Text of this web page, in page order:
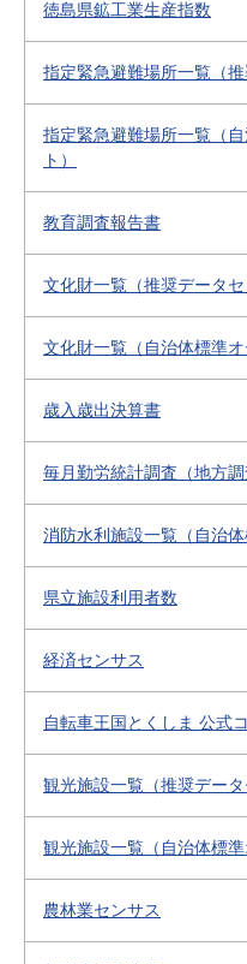
徳島県鉱工業生産指数
指定緊急避難場所一覧（推
指定緊急避難場所一覧（
ト）
教育調査報告書
文化財一覧（推奨データセ
文化財一覧（自治体標準オ
歳入歳出決算書
毎月勤労統計調査（地方調
消防水利施設一覧（自治
県立施設利用者数
経済センサス
自転車王国とくしま 公式
観光施設一覧（推奨データ
観光施設一覧（自治体標準
農林業センサス